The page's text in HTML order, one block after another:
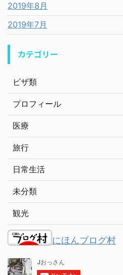
2019年8月
2019年7月
カテゴリー
ビザ類
プロフィール
医療
旅行
日常生活
未分類
観光
にほんブログ村